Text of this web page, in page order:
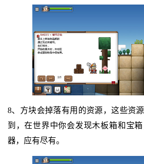
8、方块会掉落有用的资源，这些资
到，在世界中你会发现木板箱和宝
器，应有尽有。